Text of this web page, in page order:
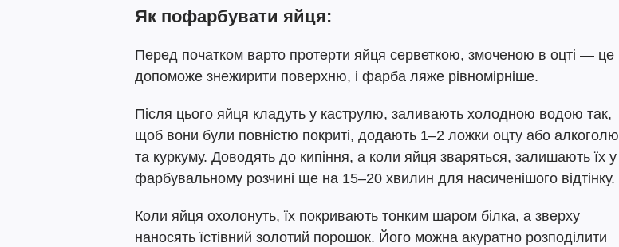
Як пофарбувати яйця:
Перед початком варто протерти яйця серветкою, змоченою в оцті — це
допоможе знежирити поверхню, і фарба ляже рівномірніше.
Після цього яйця кладуть у каструлю, заливають холодною водою так,
щоб вони були повністю покриті, додають 1–2 ложки оцту або алкоголю
та куркуму. Доводять до кипіння, а коли яйця зваряться, залишають їх у
фарбувальному розчині ще на 15–20 хвилин для насиченішого відтінку.
Коли яйця охолонуть, їх покривають тонким шаром білка, а зверху
наносять їстівний золотий порошок. Його можна акуратно розподілити